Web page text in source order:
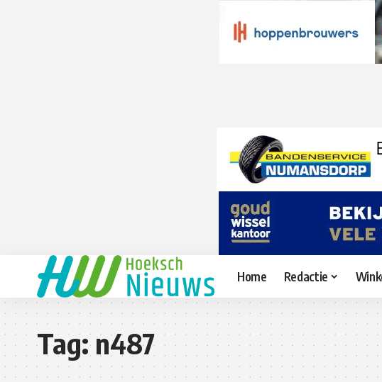
Home Redactie
Tag:n487